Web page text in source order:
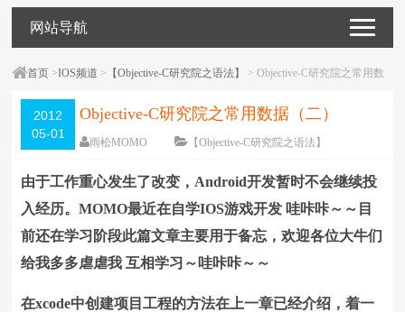
网站导航
首页 >IOS频道 > 【Objective-C研究院之语法】
> Objective-C研究院之常用数
2012
05-01
Objective-C研究院之常用数据（二）
雨松MOMO
【Objective-C研究院之语法】
编辑日期： 2012-05-31 字体：大中小
由于工作重心发生了改变，Android开发暂时不会继续投
入经历。MOMO最近在自学IOS游戏开发 哇咔咔～～目
前还在学习阶段此篇文章主要用于备忘，欢迎各位大牛们
给我多多虐虐我 互相学习～哇咔咔～～
在xcode中创建项目工程的方法在上一章已经介绍，着一